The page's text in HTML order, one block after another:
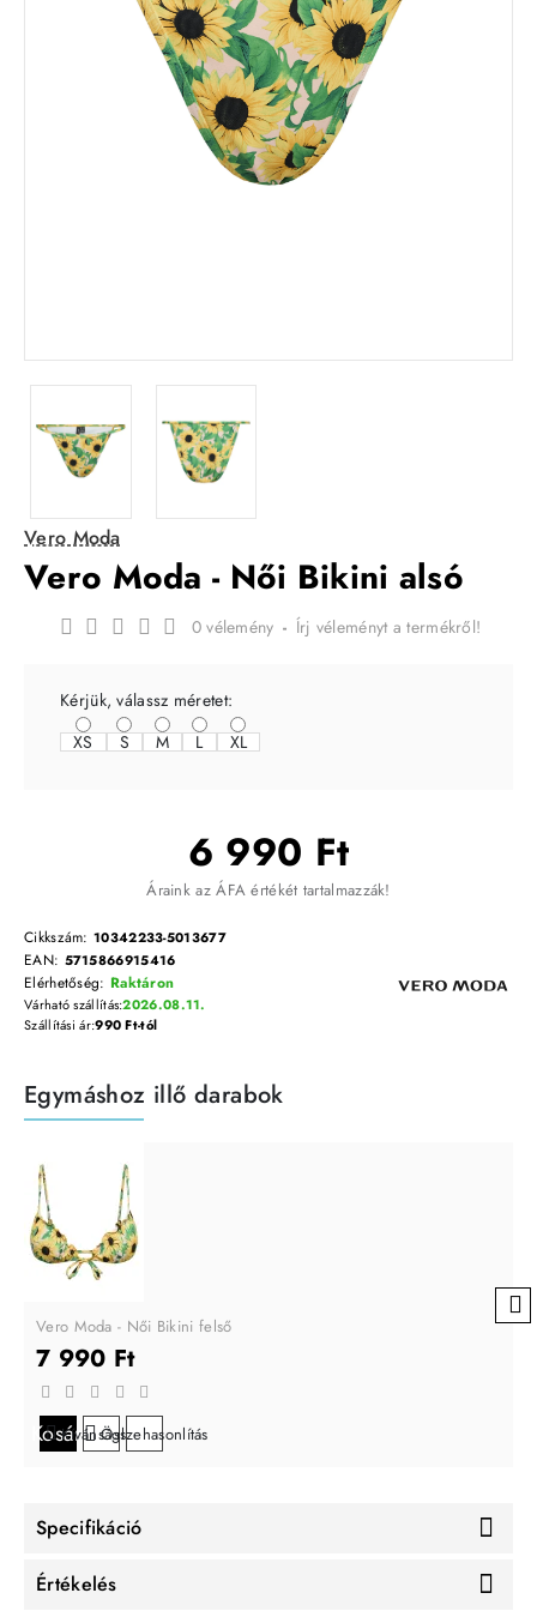
Vero Moda
Vero Moda - Női Bikini alsó
0 vélemény - Írj véleményt a termékről!
6 990 Ft
Áraink az ÁFA értékét tartalmazzák!
Cikkszám: 10342233-5013677
EAN: 5715866915416
Elérhetőség: Raktáron
Várható szállítás:2026.08.11.
Szállítási ár:990 Ft-tól
Kérjük, válassz méretet:
XS
S M L XL
Egymáshoz illő darabok
Vero Moda - Női Bikini felső
7 990 Ft
Kosárba
Kívánságlistára
Összehasonlítás
Specifikáció
Értékelés